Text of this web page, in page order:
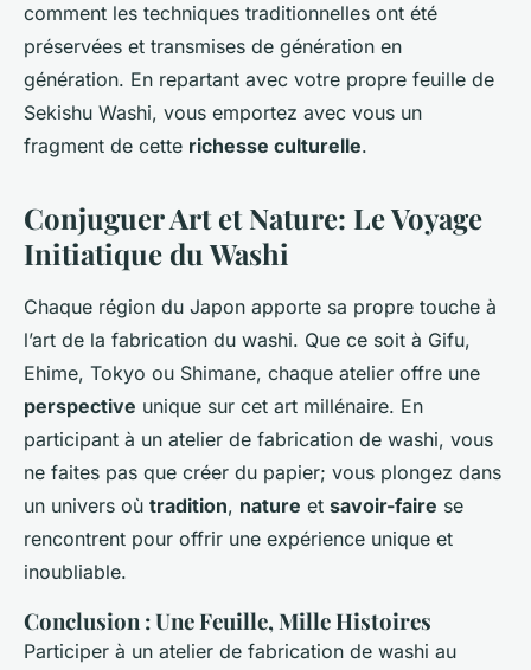
comment les techniques traditionnelles ont été
préservées et transmises de génération en
génération. En repartant avec votre propre feuille de
Sekishu Washi, vous emportez avec vous un
fragment de cette richesse culturelle.
Conjuguer Art et Nature: Le Voyage
Initiatique du Washi
Chaque région du Japon apporte sa propre touche à
l’art de la fabrication du washi. Que ce soit à Gifu,
Ehime, Tokyo ou Shimane, chaque atelier offre une
perspective unique sur cet art millénaire. En
participant à un atelier de fabrication de washi, vous
ne faites pas que créer du papier; vous plongez dans
un univers où tradition, nature et savoir-faire se
rencontrent pour offrir une expérience unique et
inoubliable.
Conclusion : Une Feuille, Mille Histoires
Participer à un atelier de fabrication de washi au